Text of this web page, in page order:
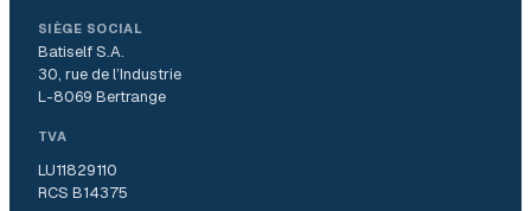
SIÈGE SOCIAL
Batiself S.A.
30, rue de l’Industrie
L-8069 Bertrange
TVA
LU11829110
RCS B14375